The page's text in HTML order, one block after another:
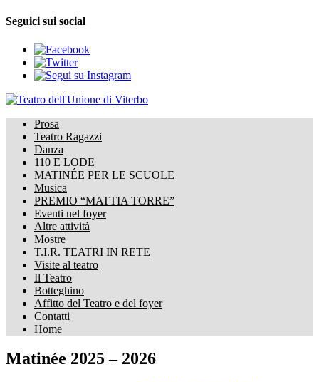
Seguici sui social
Prosa
Teatro Ragazzi
Danza
110 E LODE
MATINÉE PER LE SCUOLE
Musica
PREMIO “MATTIA TORRE”
Eventi nel foyer
Altre attività
Mostre
T.I.R. TEATRI IN RETE
Visite al teatro
Il Teatro
Botteghino
Affitto del Teatro e del foyer
Contatti
Home
Matinée 2025 – 2026